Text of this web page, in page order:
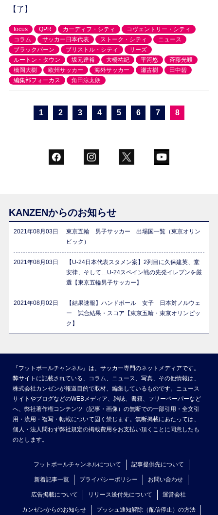
【了】
focus QPR カーディフ・シティ
コヴェントリー・シティ
コラム
サッカー日本代表 ストーク・シティ
ニュース
ブラックバーン
ブリストル・シティ
リーズ
ルートン・タウン
坂元達裕 大橋祐紀 平河悠
斉藤光毅
橋岡大樹
欧州サッカー 海外サッカー 瀬古樹
田中碧
編集部フォーカス
角田涼太朗
1 2 3 4 5 6 7 8
KANZENからのお知らせ
2021年08月03日
東京五輪 男子サッカー 出場国一覧（東京オリン
ピック）
2021年08月03日
【U-24日本代表スタメン案】2列目に久保建英、堂
安律、そして…U-24スペイン戦の先発イレブンを厳
選【東京五輪男子サッカー】
2021年08月02日
【結果速報】ハンドボール 女子 日本対ノルウェ
ー 試合結果・スコア【東京五輪・東京オリンピッ
ク】
『フットボールチャンネル』は、サッカー専門のネットメディアです。
弊サイトに記載されている、コラム、ニュース、写真、その他情報は、
株式会社カンゼンが報道目的で取材、編集しているものです。ニュース
サイトやブログなどのWEBメディア、雑誌、書籍、フリーペーパーなど
へ、弊社著作権コンテンツ（記事・画像）の無断での一部引用・全文引
用・流用・複写・転載について固く禁じます。無断掲載にあたっては、
個人・法人問わず弊社規定の掲載費用をお支払い頂くことに同意したも
のとします。
フットボールチャンネルについて 記事提供先について
新着記事一覧 プライバシーポリシー お問い合わせ
広告掲載について リリース送付先について 運営会社
カンゼンからのお知らせ プッシュ通知解除（配信停止）の方法